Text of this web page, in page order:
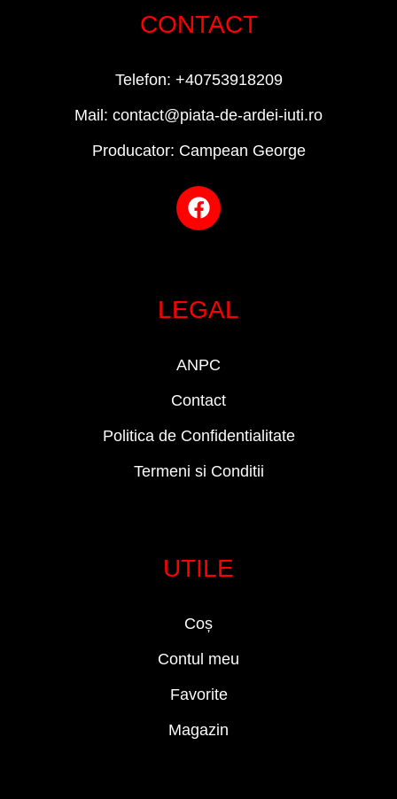
CONTACT
Telefon: +40753918209
Mail: contact@piata-de-ardei-iuti.ro
Producator: Campean George
LEGAL
ANPC
Contact
Politica de Confidentialitate
Termeni si Conditii
UTILE
Coș
Contul meu
Favorite
Magazin